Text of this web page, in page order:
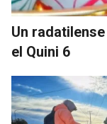
Un
el Quini 6